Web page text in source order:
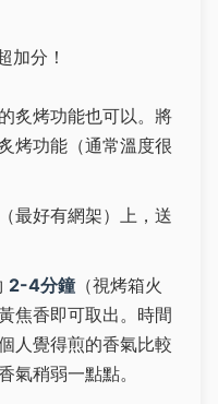
加分！
炙烤功能也可以。將
烤功能（通常溫度很
最好有網架）上，送
2-4分鐘（視烤箱火
焦香即可取出。時間
人覺得煎的香氣比較
氣稍弱一點點。